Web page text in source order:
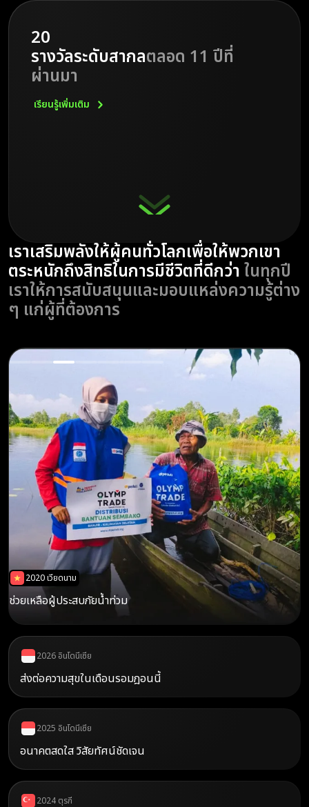
20
รางวัลระดับสากลตลอด 11 ปีที่
ผ่านมา
เรียนรู้เพิ่มเติม
เราเสริมพลังให้ผู้คนทั่วโลกเพื่อให้พวกเขา
ตระหนักถึงสิทธิในการมีชีวิตที่ดีกว่า ในทุกปี
เราให้การสนับสนุนและมอบแหล่งความรู้ต่าง
ๆ แก่ผู้ที่ต้องการ
2026 อินโดนีเซีย
2021 อียิปต์
2020 เวียดนาม
2020 เวียดนาม
ช่วยเหลือผู้ประสบภัยน้ำท่วม
2021 อินเดีย
2021 อินเดีย
2023 ทั่วโลก
2026 อินโดนีเซีย
ส่งต่อความสุขในเดือนรอมฎอนนี้
2025 อินโดนีเซีย
อนาคตสดใส วิสัยทัศน์ชัดเจน
2024 ตุรกี